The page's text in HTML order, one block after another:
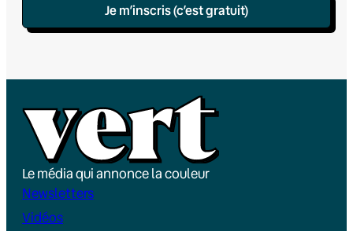
Je m’inscris (c’est gratuit)
Le média qui annonce la couleur
Newsletters
Vidéos